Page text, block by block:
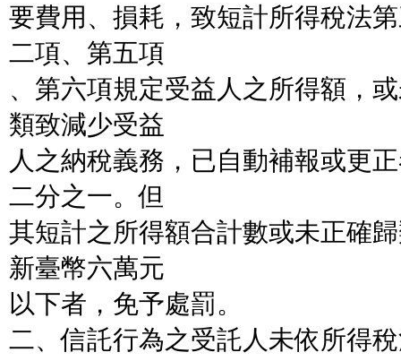
要費用、損耗，致短計所得稅法
二項、第五項
、第六項規定受益人之所得額，
類致減少受益
人之納稅義務，已自動補報或更
二分之一。但
其短計之所得額合計數或未正確
新臺幣六萬元
以下者，免予處罰。
二、信託行為之受託人未依所得